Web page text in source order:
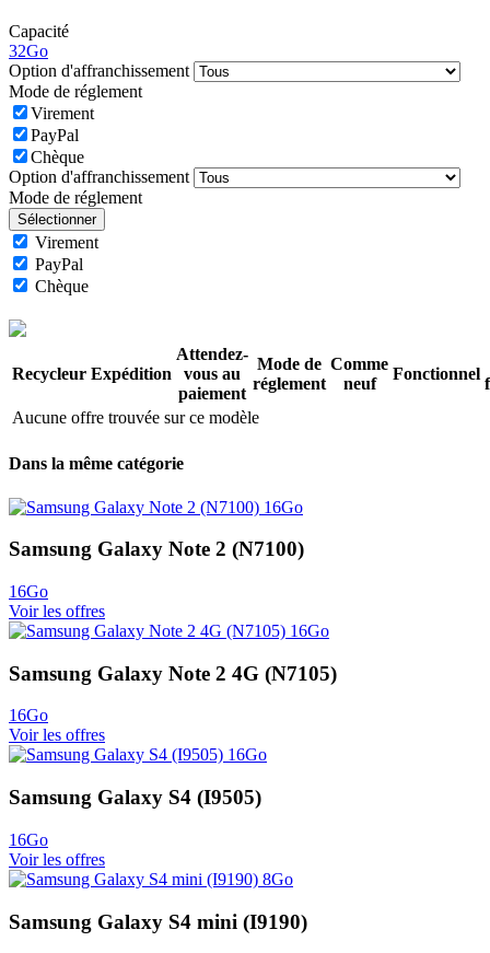
Capacité
32Go
Option d'affranchissement
Mode de réglement
Virement
PayPal
Chèque
Option d'affranchissement
Mode de réglement
Sélectionner
Virement
PayPal
Chèque
Recycleur Expédition
Attendez-
vous au
paiement
Mode de
réglement
Comme
neuf
Fonctionnel
Aucune offre trouvée sur ce modèle
Dans la même catégorie
Samsung Galaxy Note 2 (N7100)
16Go
Voir les offres
Samsung Galaxy Note 2 4G (N7105)
16Go
Voir les offres
Samsung Galaxy S4 (I9505)
16Go
Voir les offres
Samsung Galaxy S4 mini (I9190)